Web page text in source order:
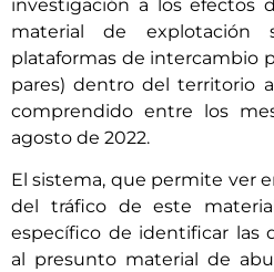
investigación a los efectos
material de explotación
plataformas de intercambio
pares) dentro del territorio
comprendido entre los
agosto de 2022.
El sistema, que permite ver
del tráfico de este
específico de identificar las
al presunto material de